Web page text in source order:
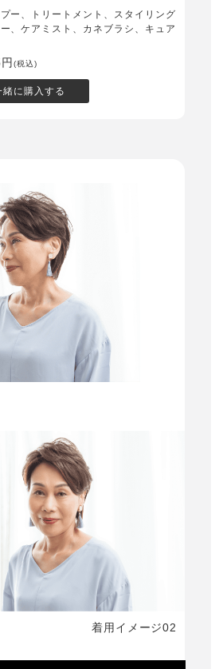
ー、トリートメント、スタイリング
、ケアミスト、カネブラシ、キュア
(税込)
緒に購入する
着用イメージ02